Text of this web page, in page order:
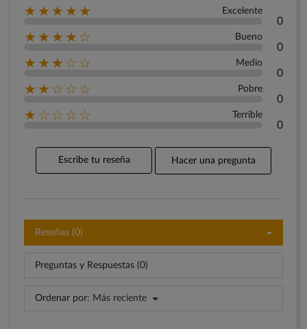
★★★★★ Excelente
0
★★★★☆ Bueno
0
★★★☆☆ Medio
0
★★☆☆☆ Pobre
0
★☆☆☆☆ Terrible
0
Escribe tu reseña Hacer una pregunta
Reseñas (0)
Preguntas y Respuestas (0)
Ordenar por: Más reciente